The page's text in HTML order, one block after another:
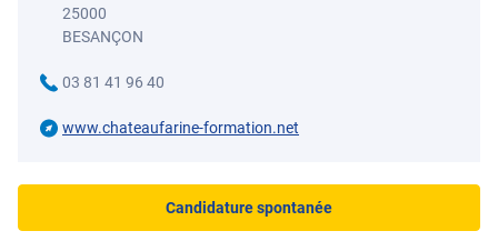
25000
BESANÇON
03 81 41 96 40
www.chateaufarine-formation.net
Candidature spontanée